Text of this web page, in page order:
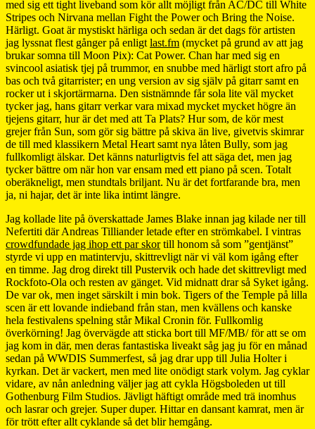
med sig ett tight liveband som kör allt möjligt från AC/DC till White
Stripes och Nirvana mellan Fight the Power och Bring the Noise.
Härligt. Goat är mystiskt härliga och sedan är det dags för artisten
jag lyssnat flest gånger på enligt last.fm (mycket på grund av att jag
brukar somna till Moon Pix): Cat Power. Chan har med sig en
svincool asiatisk tjej på trummor, en snubbe med härligt stort afro på
bas och två gitarrister; en ung version av sig själv på gitarr samt en
rocker ut i skjortärmarna. Den sistnämnde får sola lite väl mycket
tycker jag, hans gitarr verkar vara mixad mycket mycket högre än
tjejens gitarr, hur är det med att Ta Plats? Hur som, de kör mest
grejer från Sun, som gör sig bättre på skiva än live, givetvis skimrar
de till med klassikern Metal Heart samt nya låten Bully, som jag
fullkomligt älskar. Det känns naturligtvis fel att säga det, men jag
tycker bättre om när hon var ensam med ett piano på scen. Totalt
oberäkneligt, men stundtals briljant. Nu är det fortfarande bra, men
ja, ni hajar, det är inte lika intimt längre.
Jag kollade lite på överskattade James Blake innan jag kilade ner till
Nefertiti där Andreas Tilliander letade efter en strömkabel. I vintras
crowdfundade jag ihop ett par skortill honom så som ”gentjänst”
styrde vi upp en matintervju, skittrevligt när vi väl kom igång efter
en timme. Jag drog direkt till Pustervik och hade det skittrevligt med
Rockfoto-Ola och resten av gänget. Vid midnatt drar så Syket igång.
De var ok, men inget särskilt i min bok. Tigers of the Temple på lilla
scen är ett lovande indieband från stan, men kvällens och kanske
hela festivalens spelning står Mikal Cronin för. Fullkomlig
överkörning! Jag övervägde att sticka bort till MF/MB/ för att se om
jag kom in där, men deras fantastiska liveakt såg jag ju för en månad
sedan på WWDIS Summerfest, så jag drar upp till Julia Holter i
kyrkan. Det är vackert, men med lite onödigt stark volym. Jag cyklar
vidare, av nån anledning väljer jag att cykla Högsboleden ut till
Gothenburg Film Studios. Jävligt häftigt område med trä inomhus
och lasrar och grejer. Super duper. Hittar en dansant kamrat, men är
för trött efter allt cyklande så det blir hemgång.